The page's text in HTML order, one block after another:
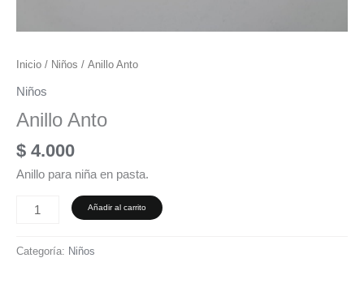
Inicio / Niños / Anillo Anto
Niños
Anillo Anto
$ 4.000
Anillo para niña en pasta.
Añadir al carrito
Categoría: Niños